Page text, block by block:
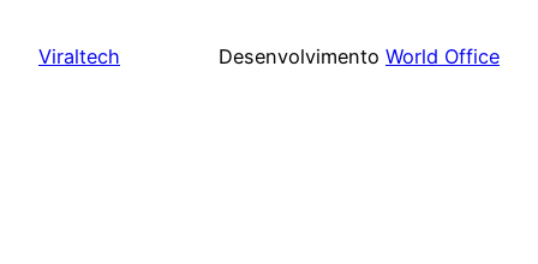
Viraltech Desenvolvimento World Office